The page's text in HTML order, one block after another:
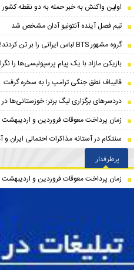
اولین واکنش به خبر حمله به دو نقطه کشور
تیم فصل آینده آنتونیو آدان مشخص شد
گروه مشهور BTS لباس ایرانی را بر تن کردند!
بازیکن مازاد با یک پیام پرسپولیسی‌ها را
قالیباف نطق جنگی ترامپ را به سخره گرفت
دردسرهای برگزاری لیگ برتر؛ خوزستانی‌ها در
زمان پرداخت معوقات فروردین و اردیبهشت
سنتکام در آستانه مذاکرات احتمالی ایران و
پرطرفدار
زمان پرداخت معوقات فروردین و اردیبهشت